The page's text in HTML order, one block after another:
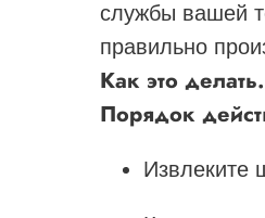
службы вашей
правильно
Как это делать.
Порядок
Извлеките